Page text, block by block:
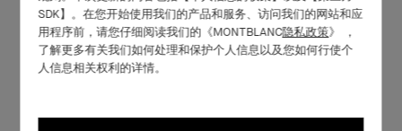
SDK】。在您开始使用我们的产品和服务、访问我们的网站和应
用程序前，请您仔细阅读我们的《MONTBLANC隐私政策》 ，
了解更多有关我们如何处理和保护个人信息以及您如何行使个
人信息相关权利的详情。